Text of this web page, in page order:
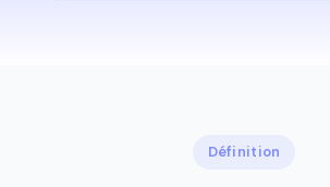
Définition